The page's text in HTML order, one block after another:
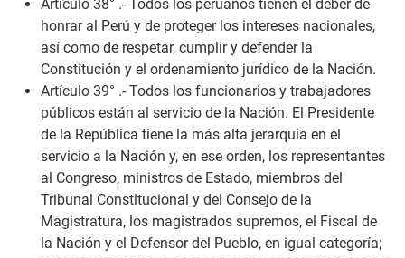
Artículo 38° .- Todos los peruanos tienen el deber de
honrar al Perú y de proteger los intereses nacionales,
así como de respetar, cumplir y defender la
Constitución y el ordenamiento jurídico de la Nación.
Artículo 39° .- Todos los funcionarios y trabajadores
públicos están al servicio de la Nación. El Presidente
de la República tiene la más alta jerarquía en el
servicio a la Nación y, en ese orden, los representantes
al Congreso, ministros de Estado, miembros del
Tribunal Constitucional y del Consejo de la
Magistratura, los magistrados supremos, el Fiscal de
la Nación y el Defensor del Pueblo, en igual categoría;